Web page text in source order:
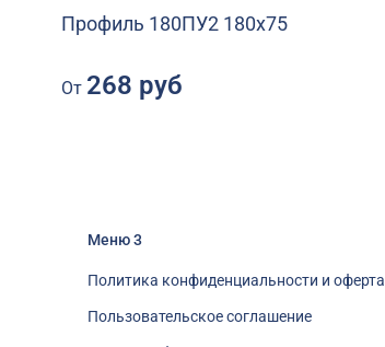
Профиль 180ПУ2 180х75
От 268 руб
Меню 3
Политика конфиденциальности и оферта
Пользовательское соглашение